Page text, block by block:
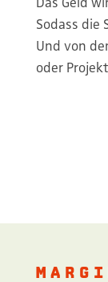
Sodass
Und von
oder